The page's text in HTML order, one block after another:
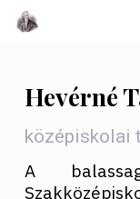
Skip
Hevérné
középiskolai
A